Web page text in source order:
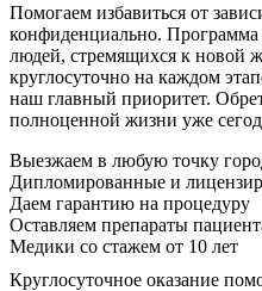
Помогаем избавиться от
конфиденциально. Программа
людей, стремящихся к новой
круглосуточно на каждом
наш главный приоритет.
полноценной жизни уже
Выезжаем в любую точку
Дипломированные и
Даем гарантию на процедуру
Оставляем препараты
Медики со стажем от 10 лет
Круглосуточное оказание